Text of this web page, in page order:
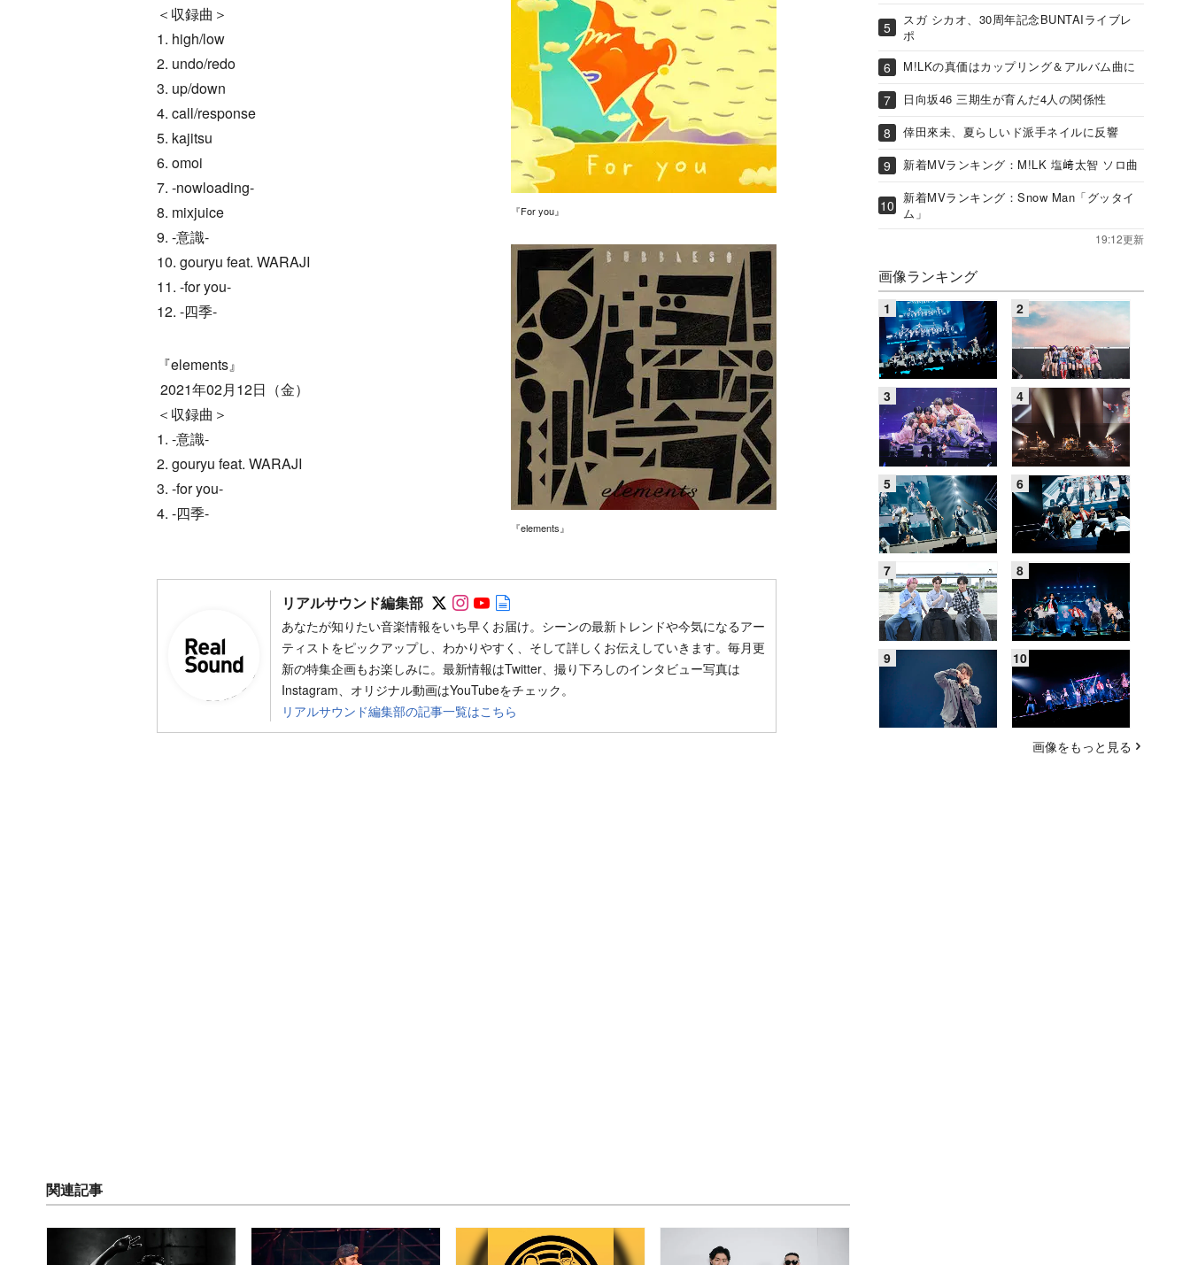
『For you』
『elements』
＜収録曲＞
1. high/low
2. undo/redo
3. up/down
4. call/response
5. kajitsu
6. omoi
7. -nowloading-
8. mixjuice
9. -意識-
10. gouryu feat. WARAJI
11. -for you-
12. -四季-
『elements』
2021年02月12日（金）
＜収録曲＞
1. -意識-
2. gouryu feat. WARAJI
3. -for you-
4. -四季-
リアルサウンド編集部 Follow on SNS
Follow on SNS
Follow on SNS
あなたが知りたい音楽情報をいち早くお届け。シーンの最新トレンドや今気になるアー
ティストをピックアップし、わかりやすく、そして詳しくお伝えしていきます。毎月更
新の特集企画もお楽しみに。最新情報はTwitter、撮り下ろしのインタビュー写真は
Instagram、オリジナル動画はYouTubeをチェック。
リアルサウンド編集部の記事一覧はこちら
関連記事
スガ シカオ、30周年記念BUNTAIライブレ
ポ
M!LKの真価はカップリング＆アルバム曲に
日向坂46 三期生が育んだ4人の関係性
倖田來未、夏らしいド派手ネイルに反響
新着MVランキング：M!LK 塩﨑太智 ソロ曲
新着MVランキング：Snow Man「グッタイ
ム」
19:12更新
画像ランキング
画像をもっと見る